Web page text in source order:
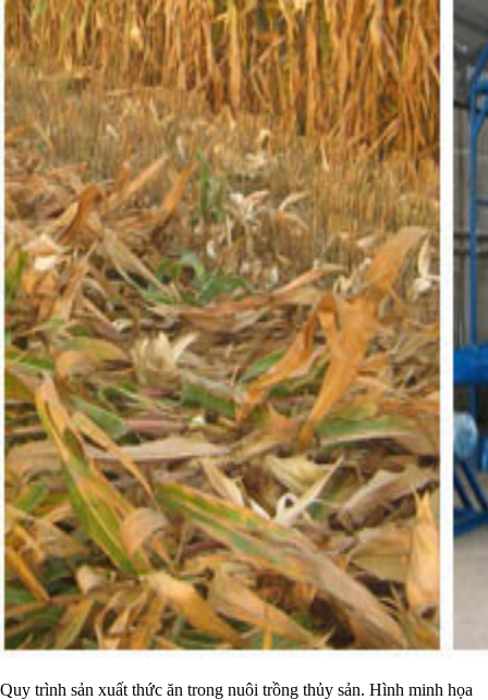
Quy trình sản xuất thức ăn trong nuôi trồng thủy sản. Hình minh họa